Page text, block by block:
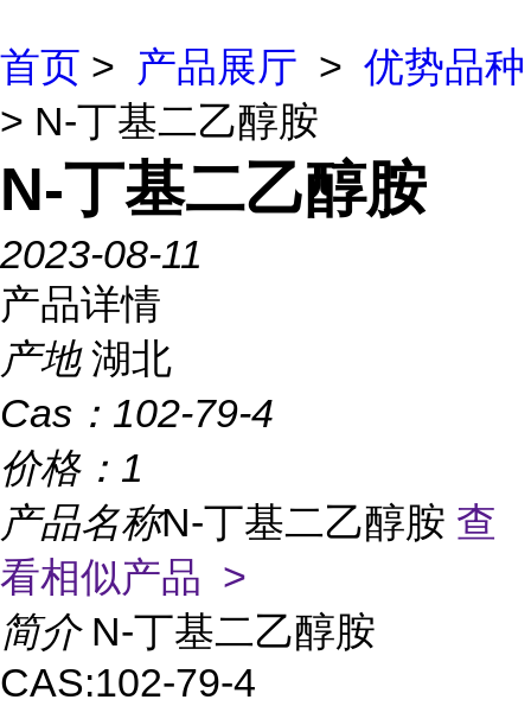
首页 > 产品展厅 > 优势品种
> N-丁基二乙醇胺
N-丁基二乙醇胺
2023-08-11
产品详情
产地 湖北
Cas： 102-79-4
价格： 1
产品名称N-丁基二乙醇胺 查
看相似产品 >
简介 N-丁基二乙醇胺
CAS:102-79-4